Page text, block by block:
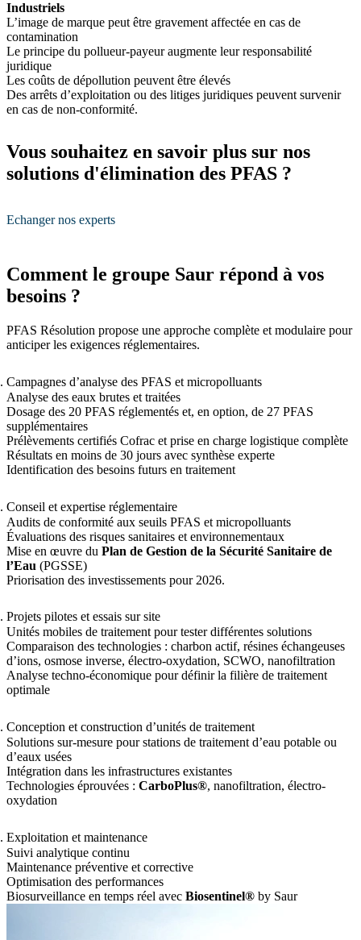
Industriels
L’image de marque peut être gravement affectée en cas de
contamination
Le principe du pollueur-payeur augmente leur responsabilité
juridique
Les coûts de dépollution peuvent être élevés
Des arrêts d’exploitation ou des litiges juridiques peuvent survenir
en cas de non-conformité.
Vous souhaitez en savoir plus sur nos
solutions d'élimination des PFAS ?
Echanger nos experts
Comment le groupe Saur répond à vos
besoins ?
PFAS Résolution propose une approche complète et modulaire pour
anticiper les exigences réglementaires.
Campagnes d’analyse des PFAS et micropolluants
Analyse des eaux brutes et traitées
Dosage des 20 PFAS réglementés et, en option, de 27 PFAS
supplémentaires
Prélèvements certifiés Cofrac et prise en charge logistique complète
Résultats en moins de 30 jours avec synthèse experte
Identification des besoins futurs en traitement
Conseil et expertise réglementaire
Audits de conformité aux seuils PFAS et micropolluants
Évaluations des risques sanitaires et environnementaux
Mise en œuvre du Plan de Gestion de la Sécurité Sanitaire de
l’Eau (PGSSE)
Priorisation des investissements pour 2026.
Projets pilotes et essais sur site
Unités mobiles de traitement pour tester différentes solutions
Comparaison des technologies : charbon actif, résines échangeuses
d’ions, osmose inverse, électro-oxydation, SCWO, nanofiltration
Analyse techno-économique pour définir la filière de traitement
optimale
Conception et construction d’unités de traitement
Solutions sur-mesure pour stations de traitement d’eau potable ou
d’eaux usées
Intégration dans les infrastructures existantes
Technologies éprouvées : CarboPlus®, nanofiltration, électro-
oxydation
Exploitation et maintenance
Suivi analytique continu
Maintenance préventive et corrective
Optimisation des performances
Biosurveillance en temps réel avec Biosentinel® by Saur